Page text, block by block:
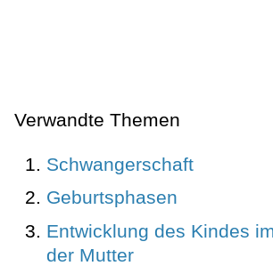
Verwandte Themen
Schwangerschaft
Geburtsphasen
Entwicklung des Kindes
der Mutter